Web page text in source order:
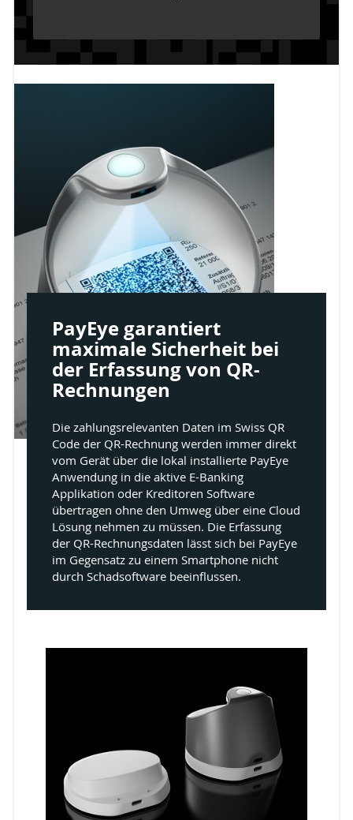
PayEye garantiert
maximale Sicherheit bei
der Erfassung von QR-
Rechnungen
Die zahlungsrelevanten Daten im Swiss QR
Code der QR-Rechnung werden immer direkt
vom Gerät über die lokal installierte PayEye
Anwendung in die aktive E-Banking
Applikation oder Kreditoren Software
übertragen ohne den Umweg über eine Cloud
Lösung nehmen zu müssen. Die Erfassung
der QR-Rechnungsdaten lässt sich bei PayEye
im Gegensatz zu einem Smartphone nicht
durch Schadsoftware beeinflussen.